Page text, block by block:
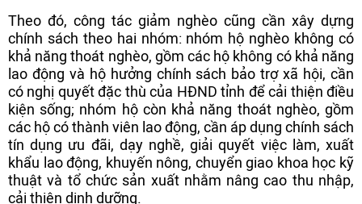
Theo đó, công tác giảm nghèo cũng cần xây dựng
chính sách theo hai nhóm: nhóm hộ nghèo không có
khả năng thoát nghèo, gồm các hộ không có khả năng
lao động và hộ hưởng chính sách bảo trợ xã hội, cần
có nghị quyết đặc thù của HĐND tỉnh để cải thiện điều
kiện sống; nhóm hộ còn khả năng thoát nghèo, gồm
các hộ có thành viên lao động, cần áp dụng chính sách
tín dụng ưu đãi, dạy nghề, giải quyết việc làm, xuất
khẩu lao động, khuyến nông, chuyển giao khoa học kỹ
thuật và tổ chức sản xuất nhằm nâng cao thu nhập,
cải thiện dinh dưỡng.